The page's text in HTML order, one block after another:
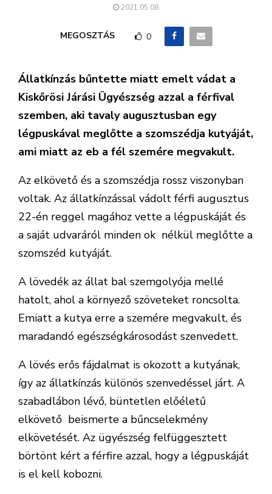
2021.05.08.
MEGOSZTÁS 0
Állatkínzás bűntette miatt emelt vádat a
Kiskőrösi Járási Ügyészség azzal a férfival
szemben, aki tavaly augusztusban egy
légpuskával meglőtte a szomszédja kutyáját,
ami miatt az eb a fél szemére megvakult.
Az elkövető és a szomszédja rossz viszonyban
voltak. Az állatkínzással vádolt férfi augusztus
22-én reggel magához vette a légpuskáját és
a saját udvaráról minden ok nélkül meglőtte a
szomszéd kutyáját.
A lövedék az állat bal szemgolyója mellé
hatolt, ahol a környező szöveteket roncsolta.
Emiatt a kutya erre a szemére megvakult, és
maradandó egészségkárosodást szenvedett.
A lövés erős fájdalmat is okozott a kutyának,
így az állatkínzás különös szenvedéssel járt. A
szabadlábon lévő, büntetlen előéletű
elkövető beismerte a bűncselekmény
elkövetését. Az ügyészség felfüggesztett
börtönt kért a férfire azzal, hogy a légpuskáját
is el kell kobozni.